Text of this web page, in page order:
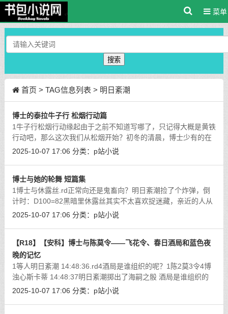
菜单
搜索
首页 > TAG信息列表 > 明日紊潮
博士的泰拉牛子行 松烟行动篇
1牛子行松烟行动缘起由于之前不知道写哪了，只记得大概是黄铁
行动吧，那么这次我们从松烟开始？初冬的清晨，博士少有的在
晨光里打起哈欠。也不能太责怪你了，毕竟你只是个三流上班
2025-10-07 17:06 分类： p站小说
博士与她的轮舞 短篇集
1博士与休露丝.rd正常向还是鬼畜向？明日紊潮捡了个炸弹，倒
计时：D100=82黑暗里休露丝其实不太喜欢捉迷藏，亲近的人从
眼前消失不见，偌大的院子里只有她一个人。谁也找不到，喊谁
2025-10-07 17:06 分类： p站小说
【R18】【安科】博士与陈莫令——飞花令、春日酒局和蓝色夜
晚的记忆
1等人明日紊潮 14:48:36.rd4酒局是谁组织的呢？1陈2莫3令4博
浊心斯卡蒂 14:48:37明日紊潮掷出了海嗣之骰 酒局是谁组织的
呢？1陈2莫3令4博: D4=3贴合人设。明日紊潮 14:51:32.rd3 地
2025-10-07 17:06 分类： p站小说